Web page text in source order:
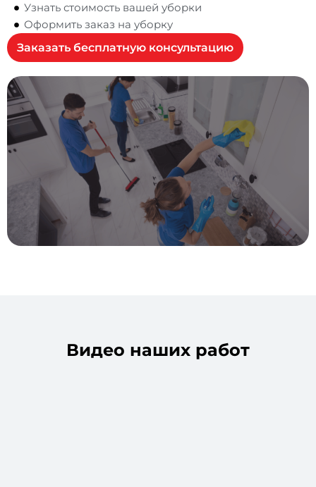
Узнать стоимость вашей уборки
Оформить заказ на уборку
Заказать бесплатную консультацию
Видео наших работ